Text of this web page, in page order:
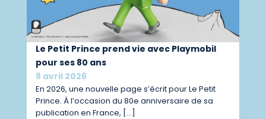
Le Petit Prince prend vie avec Playmobil
pour ses 80 ans
8 avril 2026
En 2026, une nouvelle page s’écrit pour Le Petit
Prince. À l’occasion du 80e anniversaire de sa
publication en France, […]